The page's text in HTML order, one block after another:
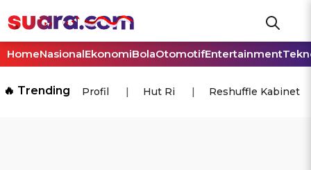
HomeNasionalEkonomiBolaOtomotifEntertainment
🔥 Trending Profil Hut Ri Reshuffle Kabinet